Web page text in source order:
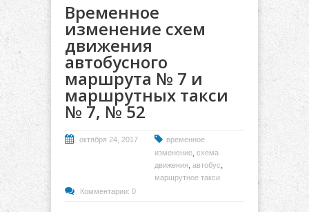
Временное
изменение схем
движения
автобусного
маршрута № 7 и
маршрутных такси
№ 7, № 52
октября 24, 2017
временное
изменение, схема
движения, автобус,
маршрутное такси
Комментарии: 0